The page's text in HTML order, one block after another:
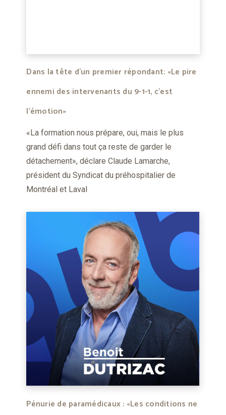
Dans la tête d’un premier répondant: «Le pire
ennemi des intervenants du 9-1-1, c’est
l’émotion»
«La formation nous prépare, oui, mais le plus
grand défi dans tout ça reste de garder le
détachement», déclare Claude Lamarche,
président du Syndicat du préhospitalier de
Montréal et Laval
Pénurie de paramédicaux : «Les conditions ne